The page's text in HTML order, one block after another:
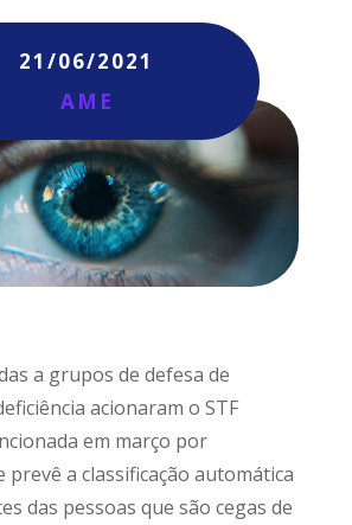
21/06/2021
AME
a grupos de defesa de
acionaram o STF
em março por
prevê a classificação automática
das pessoas que são cegas de